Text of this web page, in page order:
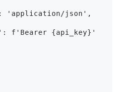
'application/json',
f'Bearer {api_key}'